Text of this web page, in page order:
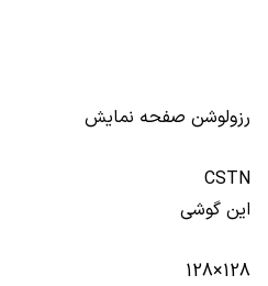
رزولوشن صفحه نمایش
CSTN
این گوشی
128×128